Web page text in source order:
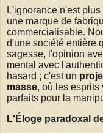
L'ignorance n'est
une marque de
commercialisable.
d'une société entière
sagesse, l'opinion
mental avec
hasard ; c'est un
masse, où les
parfaits pour la
L'Éloge paradoxal